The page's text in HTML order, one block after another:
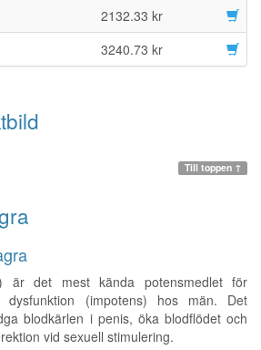
2132.33 kr
3240.73 kr
Till toppen ↑
är det mest kända potensmedlet för
dysfunktion (impotens) hos män. Det
blodkärlen i penis, öka blodflödet och
vid sexuell stimulering.